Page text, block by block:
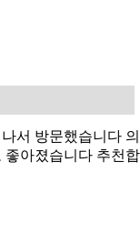
서 방문했습니다 의
좋아졌습니다 추천합